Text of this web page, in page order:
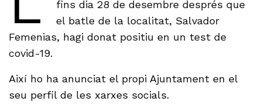
fins dia 28 de desembre després que
el batle de la localitat, Salvador
Femenias, hagi donat positiu en un test de
covid-19.
Així ho ha anunciat el propi Ajuntament en el
seu perfil de les xarxes socials.